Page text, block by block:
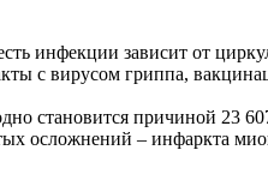
инфекции зависит от
с вирусом гриппа,
становится причиной 23
осложнений – инфаркта